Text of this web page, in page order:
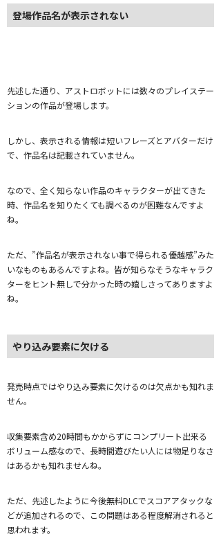
登場作品名が表示されない
先述した通り、アストロボットには数々のプレイステー
ションの作品が登場します。
しかし、表示される情報は短いフレーズとアバターだけ
で、作品名は記載されていません。
なので、全く知らない作品のキャラクターが出てきた
時、作品名を知りたくても調べるのが困難なんですよ
ね。
ただ、”作品名が表示されない事で得られる優越感”みた
いなものもあるんですよね。皆が知らなそうなキャラク
ターをヒント無しで分かった時の嬉しさってありますよ
ね。
やり込み要素に欠ける
発売時点ではやり込み要素に欠けるのは欠点かも知れま
せん。
収集要素含め20時間もかからずにコンプリート出来る
ボリューム感なので、長時間遊びたい人には物足りなさ
はあるかも知れませんね。
ただ、先述したように今後無料DLCでスコアアタックな
どが追加されるので、この問題はある程度解消されると
思われます。